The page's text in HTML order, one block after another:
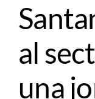
al
una